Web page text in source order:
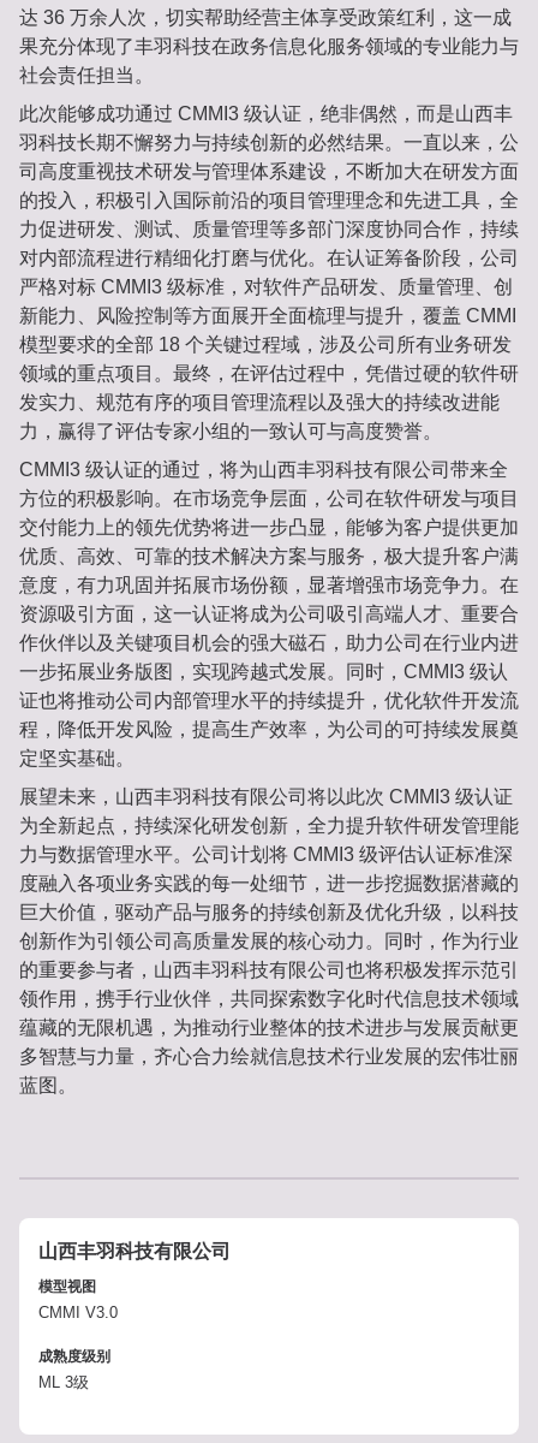
达 36 万余人次，切实帮助经营主体享受政策红利，这一成
果充分体现了丰羽科技在政务信息化服务领域的专业能力与
社会责任担当。
此次能够成功通过 CMMI3 级认证，绝非偶然，而是山西丰
羽科技长期不懈努力与持续创新的必然结果。一直以来，公
司高度重视技术研发与管理体系建设，不断加大在研发方面
的投入，积极引入国际前沿的项目管理理念和先进工具，全
力促进研发、测试、质量管理等多部门深度协同合作，持续
对内部流程进行精细化打磨与优化。在认证筹备阶段，公司
严格对标 CMMI3 级标准，对软件产品研发、质量管理、创
新能力、风险控制等方面展开全面梳理与提升，覆盖 CMMI
模型要求的全部 18 个关键过程域，涉及公司所有业务研发
领域的重点项目。最终，在评估过程中，凭借过硬的软件研
发实力、规范有序的项目管理流程以及强大的持续改进能
力，赢得了评估专家小组的一致认可与高度赞誉。
CMMI3 级认证的通过，将为山西丰羽科技有限公司带来全
方位的积极影响。在市场竞争层面，公司在软件研发与项目
交付能力上的领先优势将进一步凸显，能够为客户提供更加
优质、高效、可靠的技术解决方案与服务，极大提升客户满
意度，有力巩固并拓展市场份额，显著增强市场竞争力。在
资源吸引方面，这一认证将成为公司吸引高端人才、重要合
作伙伴以及关键项目机会的强大磁石，助力公司在行业内进
一步拓展业务版图，实现跨越式发展。同时，CMMI3 级认
证也将推动公司内部管理水平的持续提升，优化软件开发流
程，降低开发风险，提高生产效率，为公司的可持续发展奠
定坚实基础。
展望未来，山西丰羽科技有限公司将以此次 CMMI3 级认证
为全新起点，持续深化研发创新，全力提升软件研发管理能
力与数据管理水平。公司计划将 CMMI3 级评估认证标准深
度融入各项业务实践的每一处细节，进一步挖掘数据潜藏的
巨大价值，驱动产品与服务的持续创新及优化升级，以科技
创新作为引领公司高质量发展的核心动力。同时，作为行业
的重要参与者，山西丰羽科技有限公司也将积极发挥示范引
领作用，携手行业伙伴，共同探索数字化时代信息技术领域
蕴藏的无限机遇，为推动行业整体的技术进步与发展贡献更
多智慧与力量，齐心合力绘就信息技术行业发展的宏伟壮丽
蓝图。
山西丰羽科技有限公司
模型视图
CMMI V3.0
成熟度级别
ML 3级